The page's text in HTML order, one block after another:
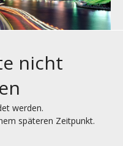
nicht
werden.
späteren Zeitpunkt.